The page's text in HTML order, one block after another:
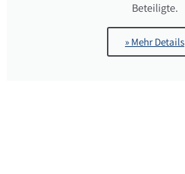
Beteiligte.
» Mehr Details